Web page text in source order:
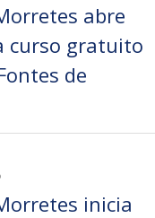
abre
curso gratuito
de
inicia